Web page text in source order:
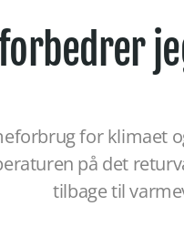
for klimaet
på det
tilbage til